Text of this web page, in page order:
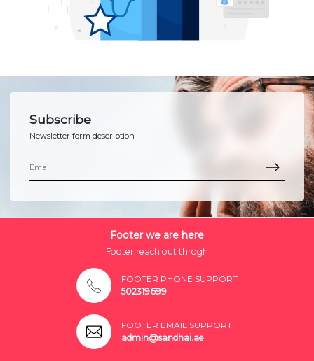
Subscribe
Newsletter form description
Footer we are here
Footer reach out throgh
FOOTER PHONE SUPPORT
502319699
FOOTER EMAIL SUPPORT
admin@sandhai.ae